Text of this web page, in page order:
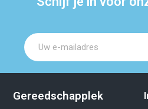
Gereedschapplek